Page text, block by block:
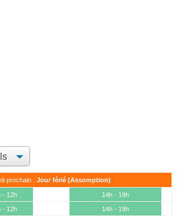
prochain : Jour férié (Assomption)
- 12h
14h - 19h
- 12h
14h - 19h